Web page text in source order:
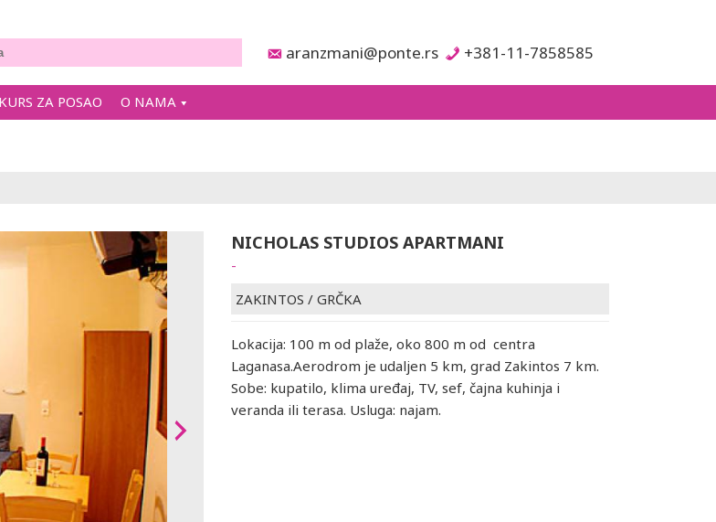
aranzmani@ponte.rs +381-11-7858585
ZA POSAO O NAMA
NICHOLAS STUDIOS APARTMANI
-
ZAKINTOS / GRČKA
Lokacija: 100 m od plaže, oko 800 m od centra
Laganasa.Aerodrom je udaljen 5 km, grad Zakintos 7 km.
Sobe: kupatilo, klima uređaj, TV, sef, čajna kuhinja i
veranda ili terasa. Usluga: najam.